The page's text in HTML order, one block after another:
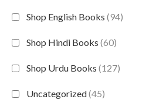
Shop English Books (94)
Shop Hindi Books (60)
Shop Urdu Books (127)
Uncategorized(45)